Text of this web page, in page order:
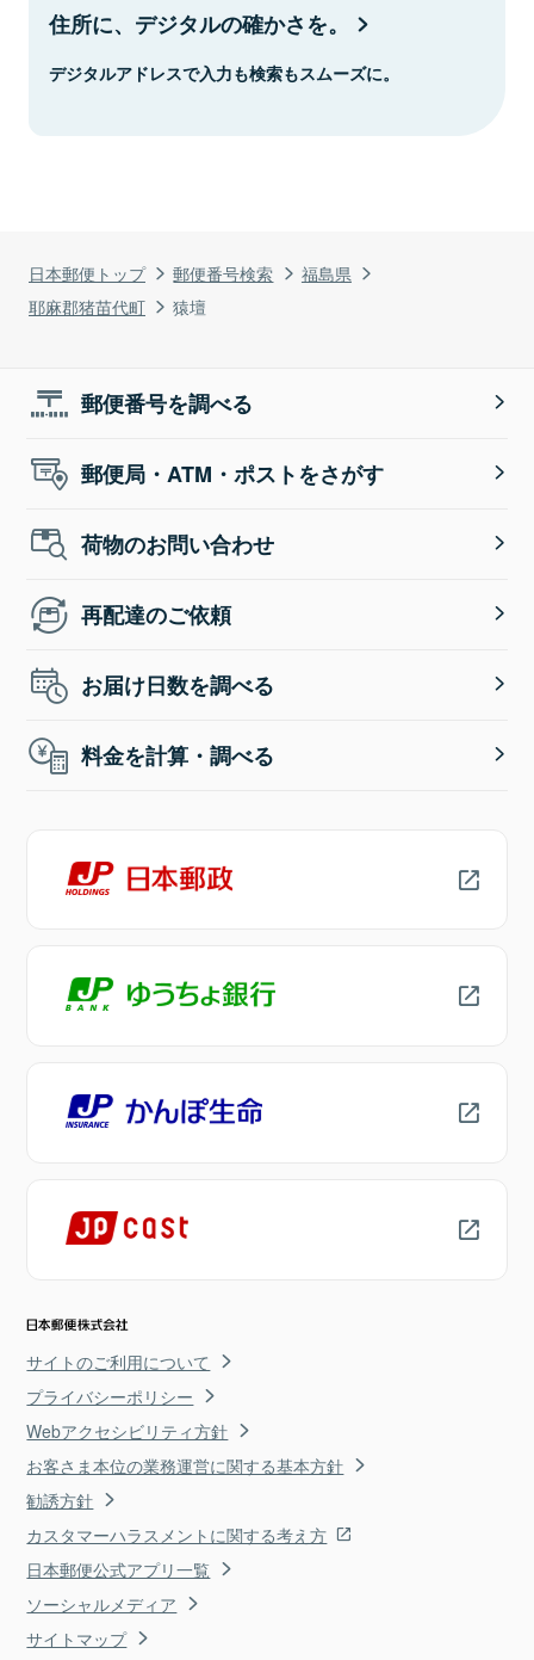
日本郵便トップ 郵便番号検索
福島県
耶麻郡猪苗代町
猿壇
住所に、デジタルの確かさを。
デジタルアドレスで入力も検索もスムーズに。
郵便番号を調べる
郵便局・ATM・ポストをさがす
荷物のお問い合わせ
再配達のご依頼
お届け日数を調べる
料金を計算・調べる
サイトのご利用について
プライバシーポリシー
Webアクセシビリティ方針
お客さま本位の業務運営に関する基本方針
勧誘方針
カスタマーハラスメントに関する考え方
日本郵便公式アプリ一覧
ソーシャルメディア
サイトマップ